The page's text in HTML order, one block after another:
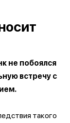
не побоялся
встречу с
такого